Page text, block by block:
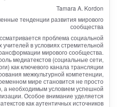
Tamara A. Kordon
тенденции развития мирового
сообщества
проблема социальной
в условиях стремительной
мирового сообщества.
медиатекстов (социальные сети,
как ключевого канала трансляции
межкультурной компетенции,
мире становится не просто
а необходимым условием успешной
Особое внимание уделяется
как аутентичных источников